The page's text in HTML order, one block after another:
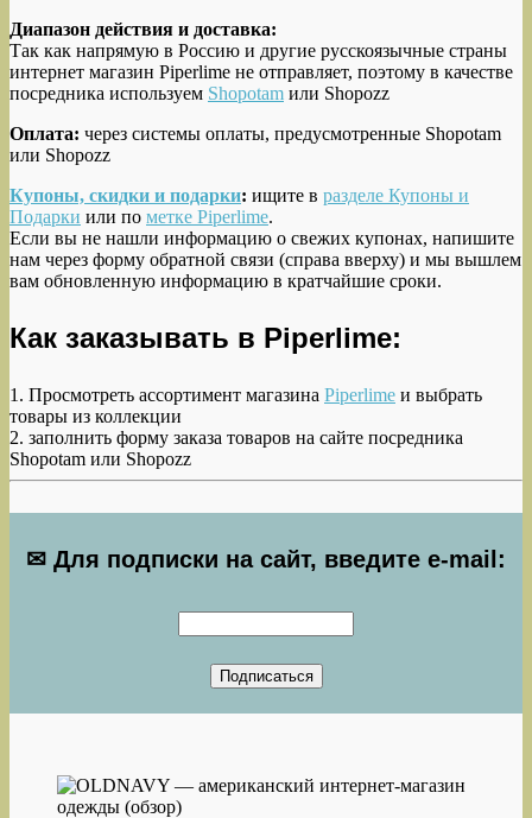
Диапазон действия и доставка:
Так как напрямую в Россию и другие русскоязычные страны
интернет магазин Piperlime не отправляет, поэтому в качестве
посредника используем Shopotam или Shopozz
Оплата: через системы оплаты, предусмотренные Shopotam
или Shopozz
Купоны, скидки и подарки: ищите в разделе Купоны и
Подарки или по метке Piperlime.
Если вы не нашли информацию о свежих купонах, напишите
нам через форму обратной связи (справа вверху) и мы вышлем
вам обновленную информацию в кратчайшие сроки.
Как заказывать в Piperlime:
1. Просмотреть ассортимент магазина Piperlime и выбрать
товары из коллекции
2. заполнить форму заказа товаров на сайте посредника
Shopotam или Shopozz
✉ Для подписки на сайт, введите e-mail: